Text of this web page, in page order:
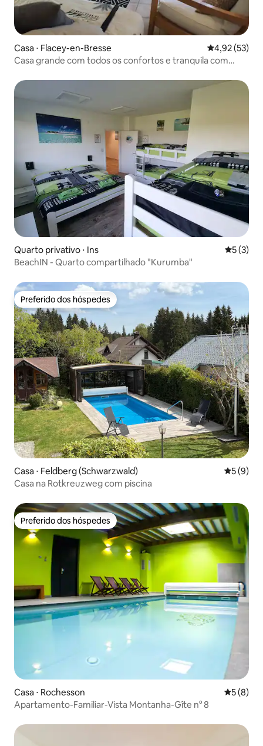
Casa ⋅ Flacey-en-Bresse 4,92 de uma
4,92 (53)
Casa grande com todos os confortos e tranquila com
Quarto privativo ⋅ Ins 5 de
5 (3)
BeachIN - Quarto compartilhado "Kurumba"
Preferido dos hóspedes
Preferido dos hóspedes
Casa ⋅ Feldberg (Schwarzwald) 5 de
5 (9)
Casa na Rotkreuzweg com piscina
Preferido dos hóspedes
Preferido dos hóspedes
Casa ⋅ Rochesson 5 de
5 (8)
Apartamento-Familiar-Vista Montanha-Gîte n° 8